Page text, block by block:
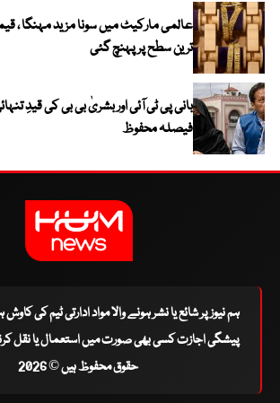
ترین سطح پر پہنچ گئی
بانی پی ٹی آئی اور بشریٰ بی بی کی قیدِ
فیصلہ محفوظ
ہم نیوز پر شائع یا نشر ہونے والا مواد ادارتی ٹیم کی
پیشگی اجازت کسی بھی صورت میں استعمال یا نقل
حقوق محفوظ ہیں © 2026